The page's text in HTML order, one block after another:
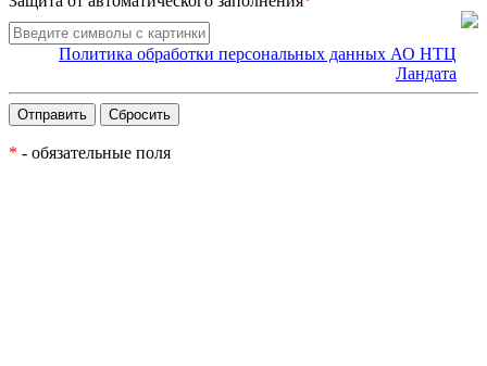
Политика обработки персональных данных АО НТЦ
Ландата
* - обязательные поля